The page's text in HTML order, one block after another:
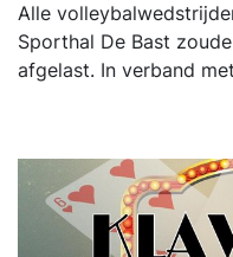
Alle
Sporthal De Bast
afgelast. In verband